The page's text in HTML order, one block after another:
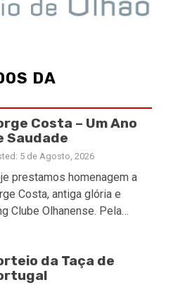
DA
Costa – Um Ano
Saudade
5 de Agosto, 2026
prestamos homenagem a
Costa, antiga glória e
Clube Olhanense. Pela…
da Taça de